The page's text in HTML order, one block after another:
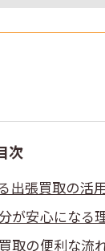
次
出張買取の活
が安心になる
取の便利な流